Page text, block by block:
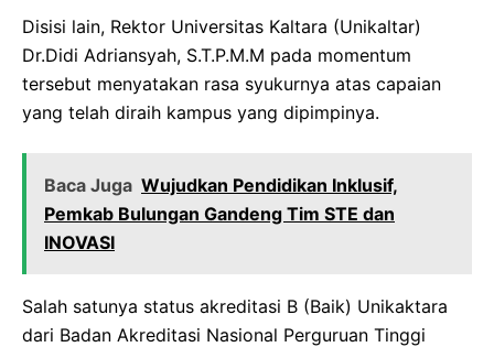
Disisi lain, Rektor Universitas Kaltara (Unikaltar)
Dr.Didi Adriansyah, S.T.P.M.M pada momentum
tersebut menyatakan rasa syukurnya atas capaian
yang telah diraih kampus yang dipimpinya.
Baca Juga Wujudkan Pendidikan Inklusif,
Pemkab Bulungan Gandeng Tim STE dan
INOVASI
Salah satunya status akreditasi B (Baik) Unikaktara
dari Badan Akreditasi Nasional Perguruan Tinggi